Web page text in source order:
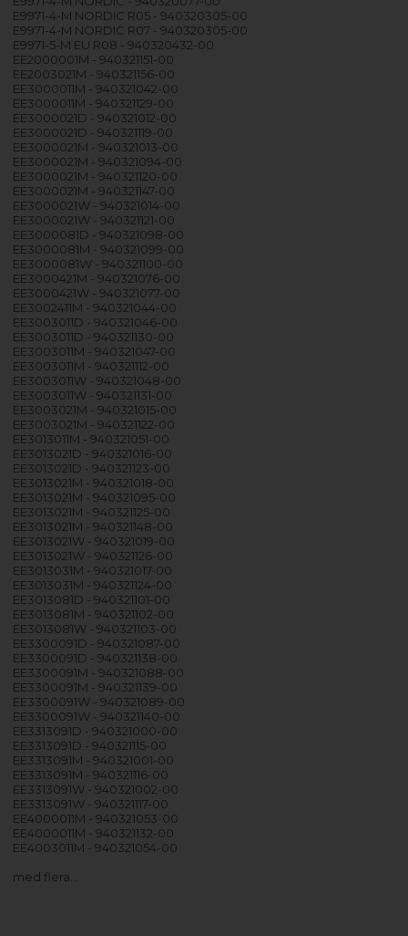
E9971-4-M NORDIC R05 - 940320305-00
E9971-4-M NORDIC R07 - 940320305-00
E9971-5-M EU R08 - 940320432-00
EE2000001M - 940321151-00
EE2003021M - 940321156-00
EE3000011M - 940321042-00
EE3000011M - 940321129-00
EE3000021D - 940321012-00
EE3000021D - 940321119-00
EE3000021M - 940321013-00
EE3000021M - 940321094-00
EE3000021M - 940321120-00
EE3000021M - 940321147-00
EE3000021W - 940321014-00
EE3000021W - 940321121-00
EE3000081D - 940321098-00
EE3000081M - 940321099-00
EE3000081W - 940321100-00
EE3000421M - 940321076-00
EE3000421W - 940321077-00
EE3002411M - 940321044-00
EE3003011D - 940321046-00
EE3003011D - 940321130-00
EE3003011M - 940321047-00
EE3003011M - 940321112-00
EE3003011W - 940321048-00
EE3003011W - 940321131-00
EE3003021M - 940321015-00
EE3003021M - 940321122-00
EE3013011M - 940321051-00
EE3013021D - 940321016-00
EE3013021D - 940321123-00
EE3013021M - 940321018-00
EE3013021M - 940321095-00
EE3013021M - 940321125-00
EE3013021M - 940321148-00
EE3013021W - 940321019-00
EE3013021W - 940321126-00
EE3013031M - 940321017-00
EE3013031M - 940321124-00
EE3013081D - 940321101-00
EE3013081M - 940321102-00
EE3013081W - 940321103-00
EE3300091D - 940321087-00
EE3300091D - 940321138-00
EE3300091M - 940321088-00
EE3300091M - 940321139-00
EE3300091W - 940321089-00
EE3300091W - 940321140-00
EE3313091D - 940321000-00
EE3313091D - 940321115-00
EE3313091M - 940321001-00
EE3313091M - 940321116-00
EE3313091W - 940321002-00
EE3313091W - 940321117-00
EE4000011M - 940321053-00
EE4000011M - 940321132-00
EE4003011M - 940321054-00
med flera…